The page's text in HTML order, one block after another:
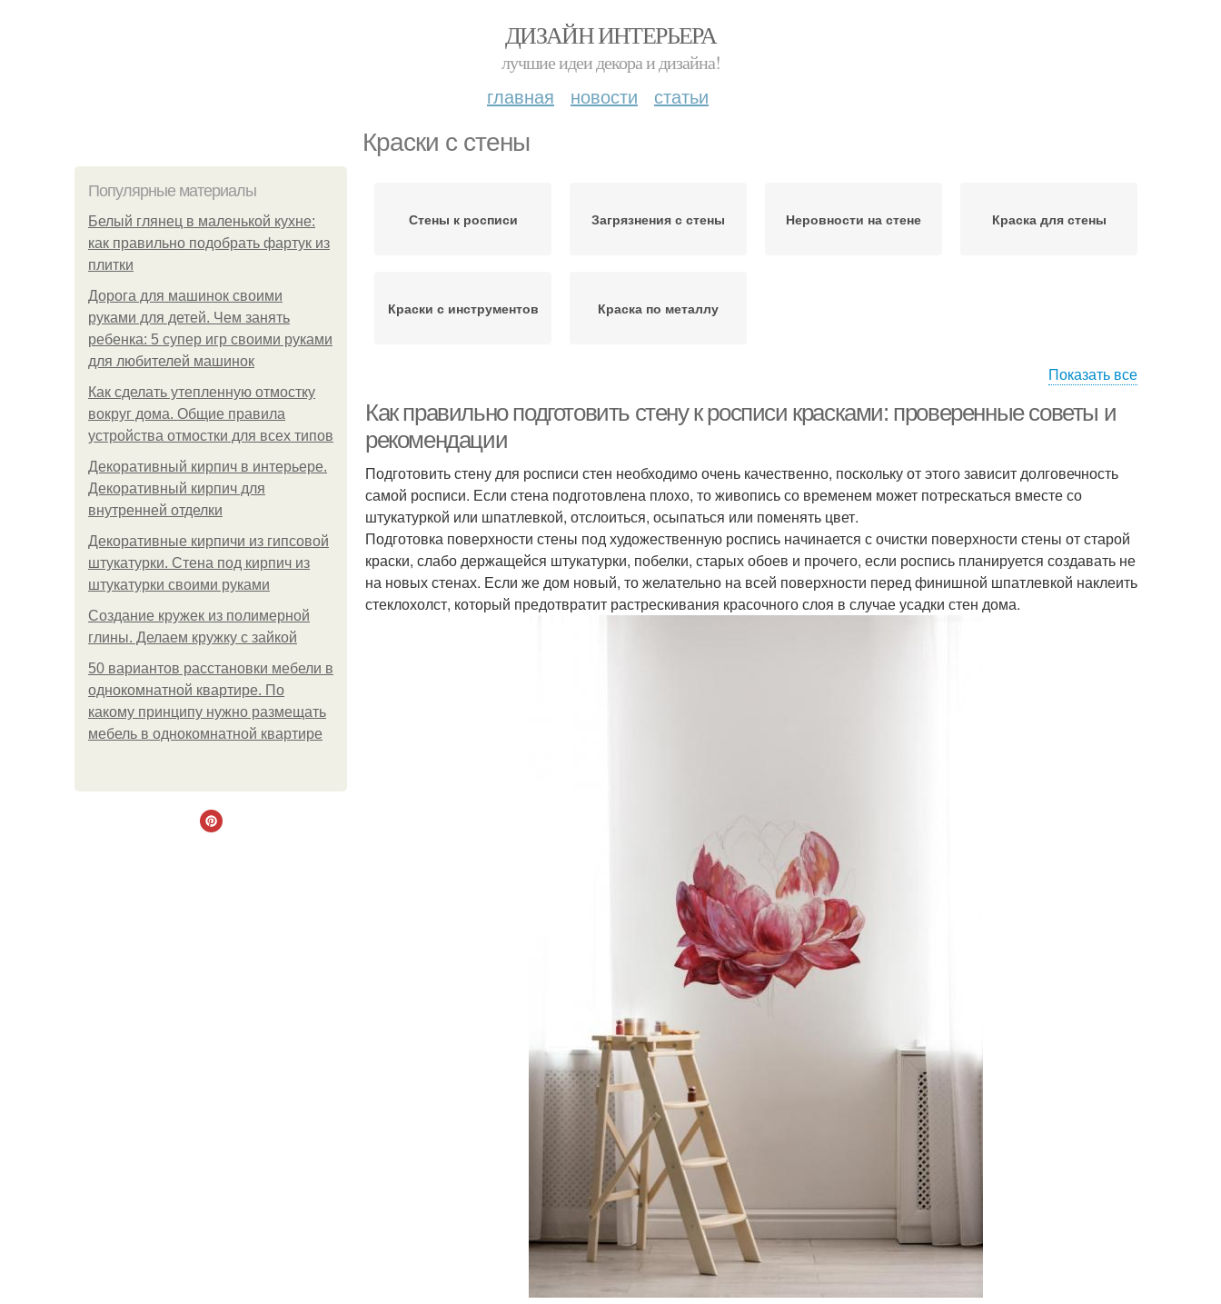
ДИЗАЙН ИНТЕРЬЕРА
лучшие идеи декора и дизайна!
главная новости статьи
Краски с стены
Популярные материалы
Белый глянец в маленькой кухне:
как правильно подобрать фартук из
плитки
Дорога для машинок своими
руками для детей. Чем занять
ребенка: 5 супер игр своими руками
для любителей машинок
Как сделать утепленную отмостку
вокруг дома. Общие правила
устройства отмостки для всех типов
Декоративный кирпич в интерьере.
Декоративный кирпич для
внутренней отделки
Декоративные кирпичи из гипсовой
штукатурки. Стена под кирпич из
штукатурки своими руками
Создание кружек из полимерной
глины. Делаем кружку с зайкой
50 вариантов расстановки мебели в
однокомнатной квартире. По
какому принципу нужно размещать
мебель в однокомнатной квартире
Стены к росписи Загрязнения с стены Неровности на стене Краска для стены
Краски с инструментов Краска по металлу
Показать все
Как правильно подготовить стену к росписи красками: проверенные советы и
рекомендации
Подготовить стену для росписи стен необходимо очень качественно, поскольку от этого зависит долговечность
самой росписи. Если стена подготовлена плохо, то живопись со временем может потрескаться вместе со
штукатуркой или шпатлевкой, отслоиться, осыпаться или поменять цвет.
Подготовка поверхности стены под художественную роспись начинается с очистки поверхности стены от старой
краски, слабо держащейся штукатурки, побелки, старых обоев и прочего, если роспись планируется создавать не
на новых стенах. Если же дом новый, то желательно на всей поверхности перед финишной шпатлевкой наклеить
стеклохолст, который предотвратит растрескивания красочного слоя в случае усадки стен дома.